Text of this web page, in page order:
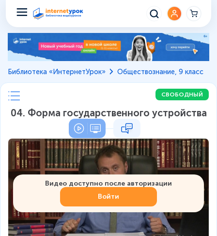
Библиотека «ИнтернетУрок» Обществознание, 9 класс
СВОБОДНЫЙ
04. Форма государственного устройства
Видео доступно после авторизации
Войти